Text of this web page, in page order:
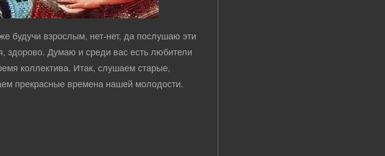
будучи взрослым, нет-нет, да послушаю эти
здорово. Думаю и среди вас есть любители
коллектива. Итак, слушаем старые,
прекрасные времена нашей молодости.